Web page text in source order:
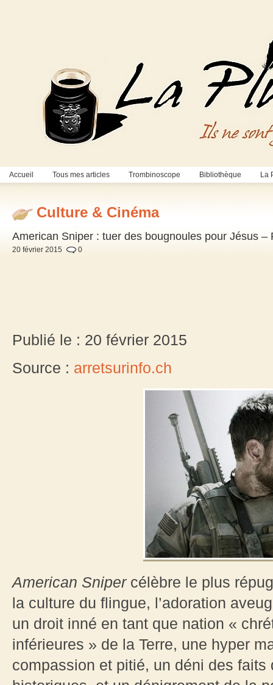
Accueil Tous mes articles Trombinoscope Bibliothèque La
Culture & Cinéma
American Sniper : tuer des bougnoules pour Jésus –
20 février 2015 0
Publié le : 20 février 2015
Source : arretsurinfo.ch
American Snipercélèbre le plus
la culture du flingue, l’adoration
un droit inné en tant que nation «
inférieures » de la Terre, une hyper
compassion et pitié, un déni des